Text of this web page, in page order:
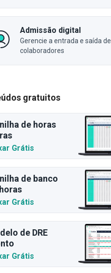
Admissão digital
Gerencie a entrada e saída de
colaboradores
gratuitos
de horas
Grátis
de banco
Grátis
de DRE
Grátis